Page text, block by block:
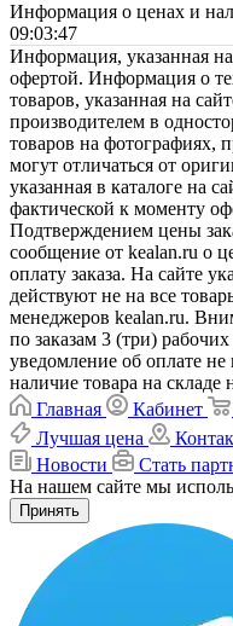
Информация о ценах и
09:03:47
Информация, указанная
офертой. Информация о
товаров, указанная на
производителем в
товаров на фотографиях,
могут отличаться от
указанная в каталоге на
фактической к моменту
Подтверждением цены
сообщение от kealan.ru о
оплату заказа. На сайте
действуют не на все
менеджеров kealan.ru.
по заказам 3 (три)
уведомление об оплате не
наличие товара на складе
Главная
Кабинет
Лучшая цена
Новости
Стать
На нашем сайте мы
Принять